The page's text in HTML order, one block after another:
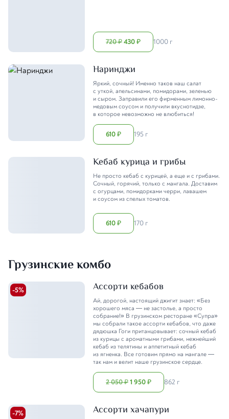
720₽430₽ 1000 г
Наринджи
Яркий, сочный! Именно таков наш салат
с уткой, апельсинами, помидорами, зеленью
и сыром. Заправили его фирменным лимонно-
медовым соусом и получили вкуснотидзе,
в которое невозможно не влюбиться!
610₽ 195 г
Кебаб курица и грибы
Не просто кебаб с курицей, а еще и с грибами.
Сочный, горячий, только с мангала. Доставим
с огурцами, помидорками черри, лавашем
и соусом из спелых томатов.
610₽ 170 г
Грузинские комбо
-5% Ассорти кебабов
Ай, дорогой, настоящий джигит знает: «Без
хорошего мяса — не застолье, а просто
собрание!» В грузинском ресторане «Супра»
мы собрали такое ассорти кебабов, что даже
дядюшка Гоги пританцовывает: сочный кебаб
из курицы с ароматными грибами, нежнейший
кебаб из телятины и аппетитный кебаб
из ягненка. Все готовим прямо на мангале —
так нам и велит наше грузинское сердце.
2 050₽1 950₽ 862 г
-7% Ассорти хачапури